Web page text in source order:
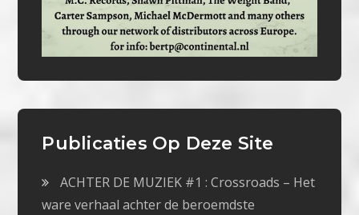
Publicaties Op Deze Site
ACHTER DE MUZIEK #1 : Crossroads – Het
ware verhaal achter de beroemdste